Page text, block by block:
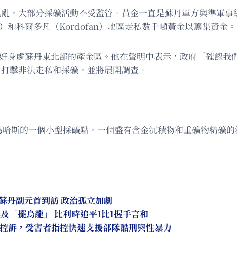
大部分採礦活動不受監管。黃金一直是蘇丹軍方與準軍事
科爾多凡（Kordofan）地區走私數千噸黃金以籌集資金。
處蘇丹東北部的產金區。他在聲明中表示，政府「確認我
擊非法走私和採礦，並將展開調查。
斯的一個小型採礦點，一個盛有含金沉積物和重礦物精礦
丹副元首到訪 政治孤立加劇
「擺烏龍」 比利時追平1比1握手言和
訴，受害者指控快速支援部隊酷刑與性暴力